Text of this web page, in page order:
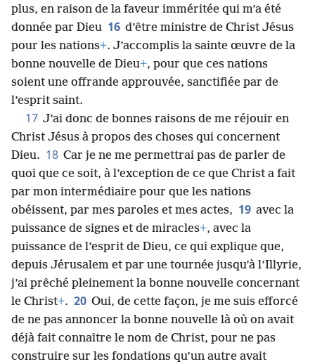
plus, en raison de la faveur imméritée qui m’a été
donnée par Dieu 16 d’être ministre de Christ Jésus
pour les nations+. J’accomplis la sainte œuvre de la
bonne nouvelle de Dieu+, pour que ces nations
soient une offrande approuvée, sanctifiée par de
l’esprit saint.
17 J’ai donc de bonnes raisons de me réjouir en
Christ Jésus à propos des choses qui concernent
Dieu. 18 Car je ne me permettrai pas de parler de
quoi que ce soit, à l’exception de ce que Christ a fait
par mon intermédiaire pour que les nations
obéissent, par mes paroles et mes actes, 19 avec la
puissance de signes et de miracles+, avec la
puissance de l’esprit de Dieu, ce qui explique que,
depuis Jérusalem et par une tournée jusqu’à l’Illyrie,
j’ai prêché pleinement la bonne nouvelle concernant
le Christ+. 20 Oui, de cette façon, je me suis efforcé
de ne pas annoncer la bonne nouvelle là où on avait
déjà fait connaître le nom de Christ, pour ne pas
construire sur les fondations qu’un autre avait